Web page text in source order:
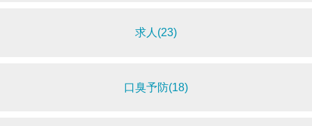
求人(23)
口臭予防(18)